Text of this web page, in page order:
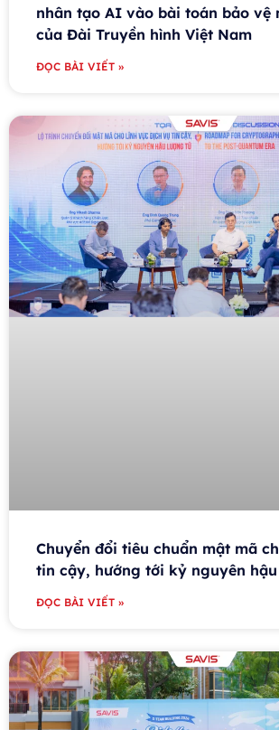
nhân tạo AI vào bài toán bảo vệ
của Đài Truyền hình Việt Nam
ĐỌC BÀI VIẾT »
Chuyển đổi tiêu chuẩn mật mã
tin cậy, hướng tới kỷ nguyên
ĐỌC BÀI VIẾT »